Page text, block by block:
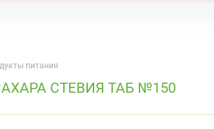
питания
СТЕВИЯ ТАБ №150